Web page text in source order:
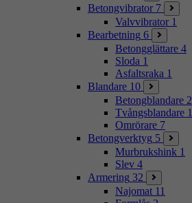
Betongvibrator 7
Valvvibrator 1
Bearbetning 6
Betongglättare 4
Sloda 1
Asfaltsraka 1
Blandare 10
Betongblandare 2
Tvångsblandare 1
Omrörare 7
Betongverktyg 5
Murbrukshink 1
Slev 4
Armering 32
Najomat 11